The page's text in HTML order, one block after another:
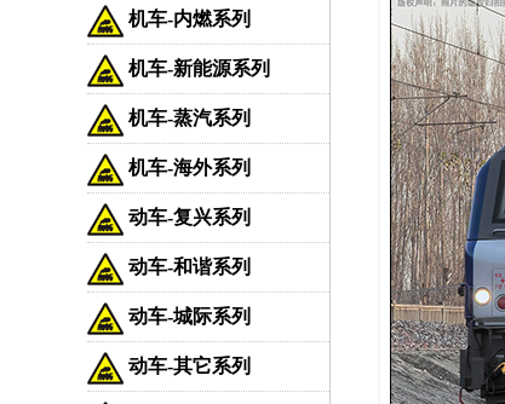
机车-内燃系列
机车-新能源系列
机车-蒸汽系列
机车-海外系列
动车-复兴系列
动车-和谐系列
动车-城际系列
动车-其它系列